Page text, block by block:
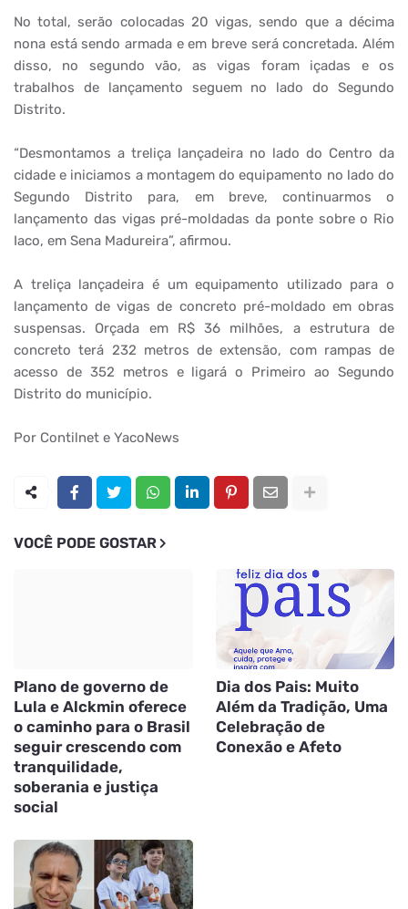
No total, serão colocadas 20 vigas, sendo que a décima
nona está sendo armada e em breve será concretada. Além
disso, no segundo vão, as vigas foram içadas e os
trabalhos de lançamento seguem no lado do Segundo
Distrito.
“Desmontamos a treliça lançadeira no lado do Centro da
cidade e iniciamos a montagem do equipamento no lado do
Segundo Distrito para, em breve, continuarmos o
lançamento das vigas pré-moldadas da ponte sobre o Rio
Iaco, em Sena Madureira”, afirmou.
A treliça lançadeira é um equipamento utilizado para o
lançamento de vigas de concreto pré-moldado em obras
suspensas. Orçada em R$ 36 milhões, a estrutura de
concreto terá 232 metros de extensão, com rampas de
acesso de 352 metros e ligará o Primeiro ao Segundo
Distrito do município.
Por Contilnet e YacoNews
VOCÊ PODE GOSTAR
Plano de governo de
Lula e Alckmin oferece
o caminho para o Brasil
seguir crescendo com
tranquilidade,
soberania e justiça
social
Dia dos Pais: Muito
Além da Tradição, Uma
Celebração de
Conexão e Afeto